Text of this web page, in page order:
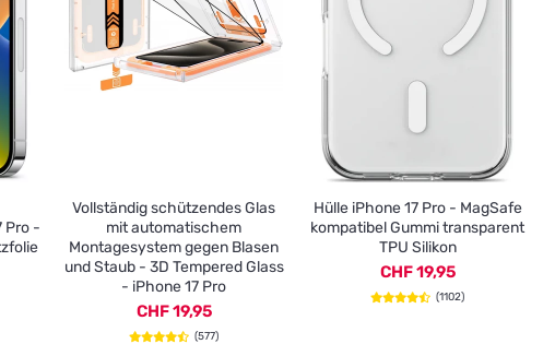
Pro -
Vollständig schützendes Glas
mit automatischem
Montagesystem gegen Blasen
und Staub - 3D Tempered Glass
- iPhone 17 Pro
CHF 19,95
(577)
Hülle iPhone 17 Pro - MagSafe
kompatibel Gummi transparent
TPU Silikon
CHF 19,95
(1102)